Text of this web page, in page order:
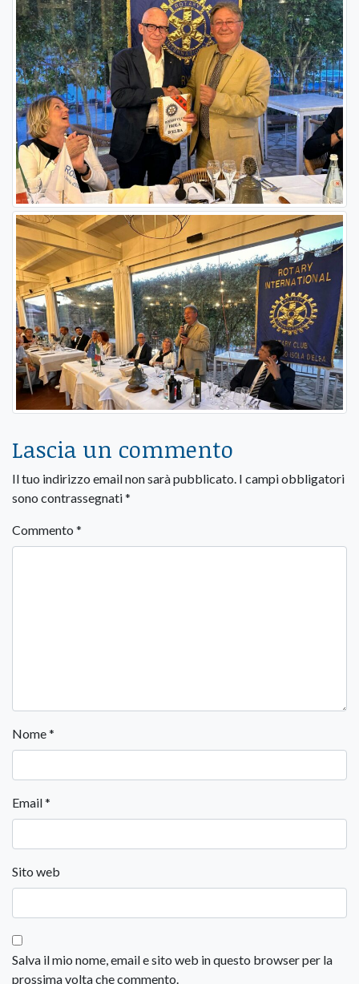
Lascia un commento
Il tuo indirizzo email non sarà pubblicato. I campi obbligatori
sono contrassegnati*
Commento *
Nome*
Email*
Sito web
Salva il mio nome, email e sito web in questo browser per la
prossima volta che commento.